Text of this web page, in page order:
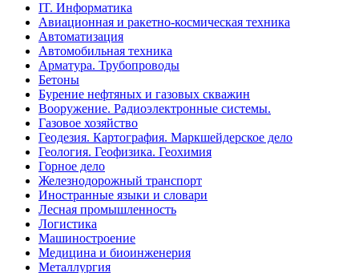
IT. Информатика
Авиационная и ракетно-космическая техника
Автоматизация
Автомобильная техника
Арматура. Трубопроводы
Бетоны
Бурение нефтяных и газовых скважин
Вооружение. Радиоэлектронные системы.
Газовое хозяйство
Геодезия. Картография. Маркшейдерское дело
Геология. Геофизика. Геохимия
Горное дело
Железнодорожный транспорт
Иностранные языки и словари
Лесная промышленность
Логистика
Машиностроение
Медицина и биоинженерия
Металлургия